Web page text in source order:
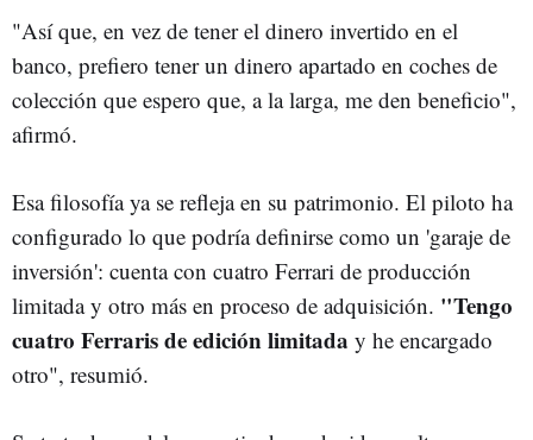
"Así que, en vez de tener el dinero invertido en el
banco, prefiero tener un dinero apartado en coches de
colección que espero que, a la larga, me den beneficio",
afirmó.
Esa filosofía ya se refleja en su patrimonio. El piloto ha
configurado lo que podría definirse como un 'garaje de
inversión': cuenta con cuatro Ferrari de producción
limitada y otro más en proceso de adquisición. "Tengo
cuatro Ferraris de edición limitada y he encargado
otro", resumió.